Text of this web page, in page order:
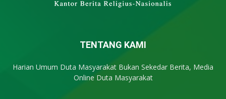
TENTANG KAMI
Harian Umum Duta Masyarakat Bukan Sekedar Berita, Media
Online Duta Masyarakat